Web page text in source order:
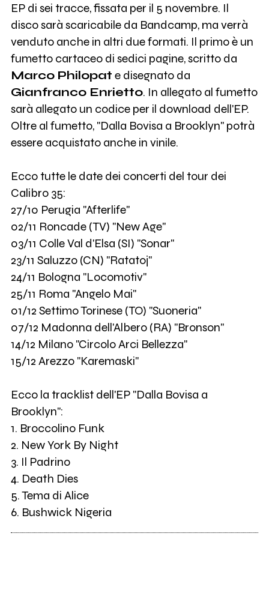
EP di sei tracce, fissata per il 5 novembre. Il
disco sarà scaricabile da Bandcamp, ma verrà
venduto anche in altri due formati. Il primo è un
fumetto cartaceo di sedici pagine, scritto da
Marco Philopat e disegnato da
Gianfranco Enrietto. In allegato al fumetto
sarà allegato un codice per il download dell'EP.
Oltre al fumetto, "Dalla Bovisa a Brooklyn" potrà
essere acquistato anche in vinile.
Ecco tutte le date dei concerti del tour dei
Calibro 35:
27/10 Perugia "Afterlife"
02/11 Roncade (TV) "New Age"
03/11 Colle Val d'Elsa (SI) "Sonar"
23/11 Saluzzo (CN) "Ratatoj"
24/11 Bologna "Locomotiv"
25/11 Roma "Angelo Mai"
01/12 Settimo Torinese (TO) "Suoneria"
07/12 Madonna dell'Albero (RA) "Bronson"
14/12 Milano "Circolo Arci Bellezza"
15/12 Arezzo "Karemaski"
Ecco la tracklist dell'EP "Dalla Bovisa a
Brooklyn":
1. Broccolino Funk
2. New York By Night
3. Il Padrino
4. Death Dies
5. Tema di Alice
6. Bushwick Nigeria